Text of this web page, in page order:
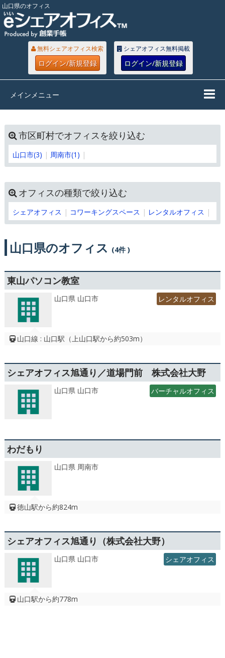
山口県のオフィス
無料シェアオフィス検索
ログイン/新規登録
シェアオフィス無料掲載
ログイン/新規登録
メインメニュー
市区町村でオフィスを絞り込む
山口市(3) 周南市(1)
オフィスの種類で絞り込む
シェアオフィス コワーキングスペース レンタルオフィス
山口県のオフィス (4件 )
東山パソコン教室
山口県 山口市 レンタルオフィス
山口線 : 山口駅（上山口駅から約503m）
シェアオフィス旭通り／道場門前 株式会社大野
山口県 山口市 バーチャルオフィス
わだもり
山口県 周南市
徳山駅から約824m
シェアオフィス旭通り（株式会社大野）
山口県 山口市 シェアオフィス
山口駅から約778m